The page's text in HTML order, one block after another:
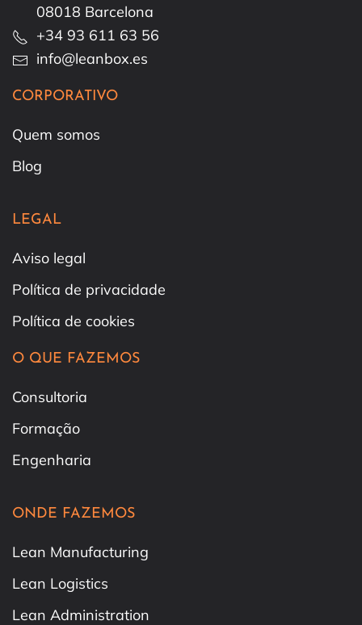
08018 Barcelona
+34 93 611 63 56
info@leanbox.es
CORPORATIVO
Quem somos
Blog
LEGAL
Aviso legal
Política de privacidade
Política de cookies
O QUE FAZEMOS
Consultoria
Formação
Engenharia
ONDE FAZEMOS
Lean Manufacturing
Lean Logistics
Lean Administration